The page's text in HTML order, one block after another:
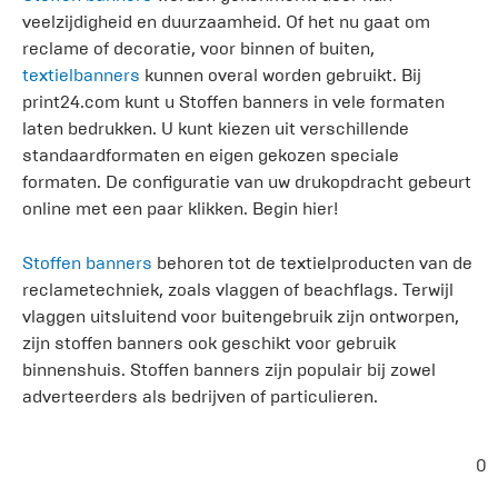
veelzijdigheid en duurzaamheid. Of het nu gaat om
reclame of decoratie, voor binnen of buiten,
textielbanners kunnen overal worden gebruikt. Bij
print24.com kunt u Stoffen banners in vele formaten
laten bedrukken. U kunt kiezen uit verschillende
standaardformaten en eigen gekozen speciale
formaten. De configuratie van uw drukopdracht gebeurt
online met een paar klikken. Begin hier!
Stoffen banners behoren tot de textielproducten van de
reclametechniek, zoals vlaggen of beachflags. Terwijl
vlaggen uitsluitend voor buitengebruik zijn ontworpen,
zijn stoffen banners ook geschikt voor gebruik
binnenshuis. Stoffen banners zijn populair bij zowel
adverteerders als bedrijven of particulieren.
0